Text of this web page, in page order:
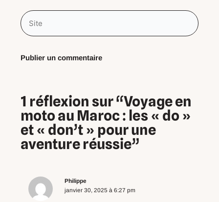
Site
1 réflexion sur “Voyage en
moto au Maroc : les « do »
et « don’t » pour une
aventure réussie”
Philippe
janvier 30, 2025 à 6:27 pm